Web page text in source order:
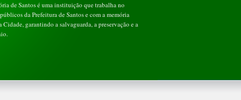
de Santos é uma instituição que trabalha no
da Prefeitura de Santos e com a memória
garantindo a salvaguarda, a preservação e a